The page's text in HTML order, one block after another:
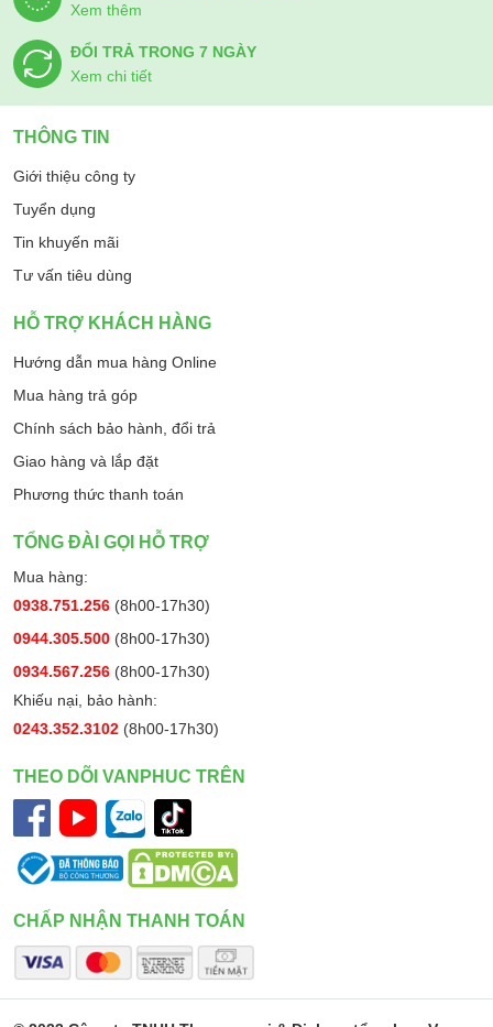
Xem thêm
ĐỔI TRẢ TRONG 7 NGÀY
Xem chi tiết
THÔNG TIN
Giới thiệu công ty
Tuyển dụng
Tin khuyến mãi
Tư vấn tiêu dùng
HỖ TRỢ KHÁCH HÀNG
Hướng dẫn mua hàng Online
Mua hàng trả góp
Chính sách bảo hành, đổi trả
Giao hàng và lắp đặt
Phương thức thanh toán
TỔNG ĐÀI GỌI HỖ TRỢ
Mua hàng:
0938.751.256 (8h00-17h30)
0944.305.500 (8h00-17h30)
0934.567.256 (8h00-17h30)
Khiếu nại, bảo hành:
0243.352.3102 (8h00-17h30)
THEO DÕI VANPHUC TRÊN
CHẤP NHẬN THANH TOÁN